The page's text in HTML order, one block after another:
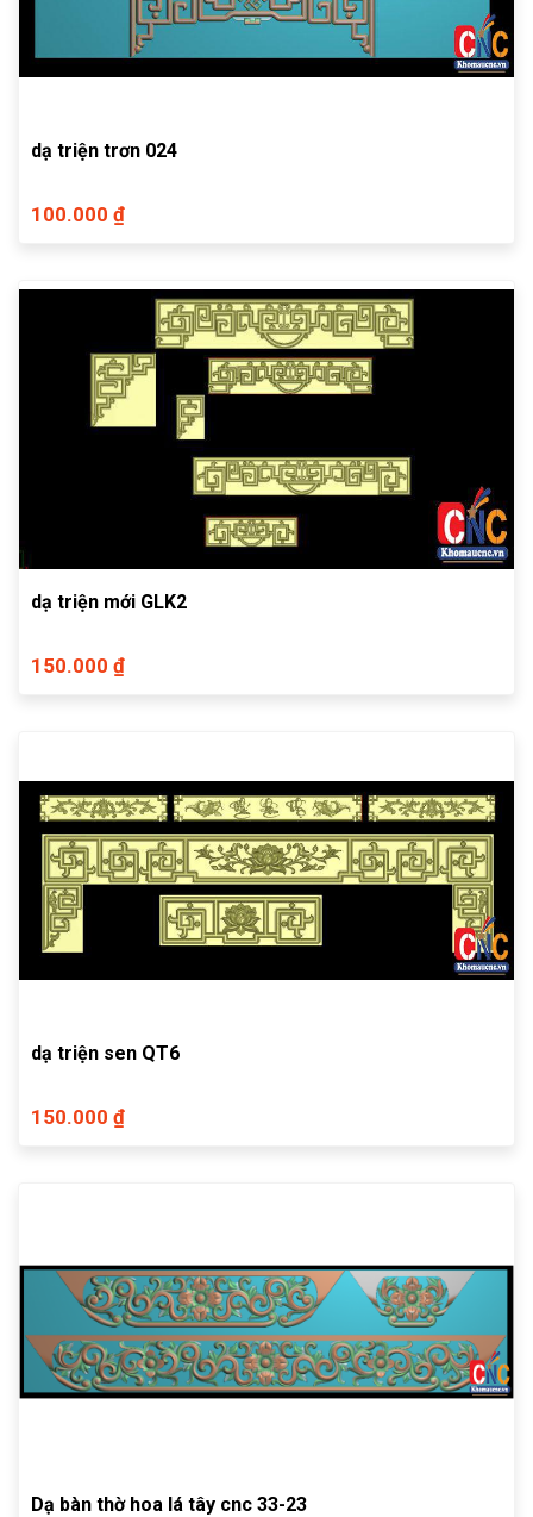
dạ triện trơn 024
100.000 ₫
dạ triện mới GLK2
150.000 ₫
dạ triện sen QT6
150.000 ₫
Dạ bàn thờ hoa lá tây cnc 33-23